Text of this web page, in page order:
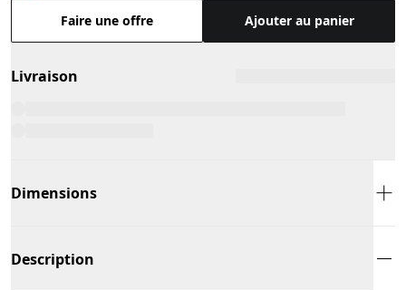
Faire une offre Ajouter au panier
Livraison
Dimensions
Description